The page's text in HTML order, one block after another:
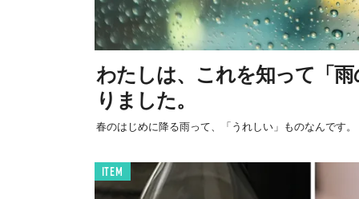
わたしは、これを知って「
りました。
春のはじめに降る雨って、「うれしい」ものなんです。
ITEM